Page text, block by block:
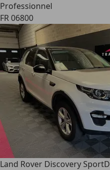
Professionnel
FR 06800
Land Rover Discovery Sport